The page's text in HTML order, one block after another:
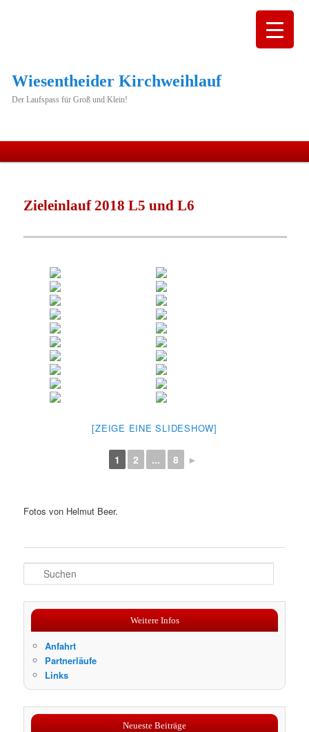
Wiesentheider Kirchweihlauf
Der Laufspass für Groß und Klein!
Zieleinlauf 2018 L5 und L6
[ZEIGE EINE SLIDESHOW]
1 2 ... 8 ►
Fotos von Helmut Beer.
u
Weitere Infos
Anfahrt
Partnerläufe
Links
Neueste Beiträge